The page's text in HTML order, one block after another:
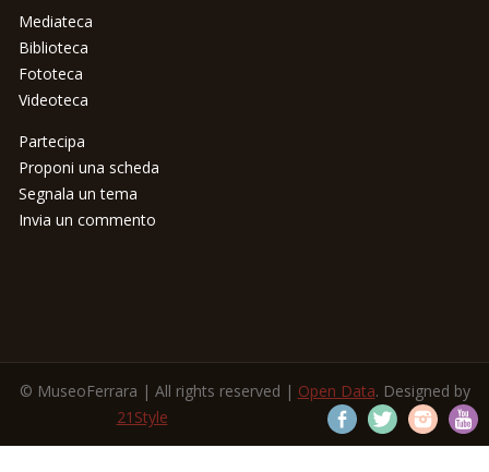
Mediateca
Biblioteca
Fototeca
Videoteca
Partecipa
Proponi una scheda
Segnala un tema
Invia un commento
© MuseoFerrara | All rights reserved | Open Data. Designed by
21Style